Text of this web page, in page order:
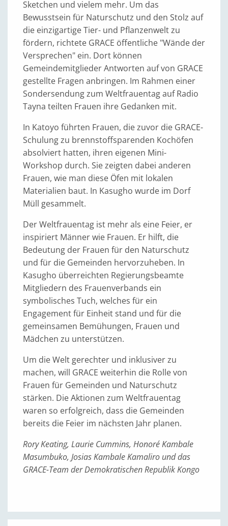
Sketchen und vielem mehr. Um das
Bewusstsein für Naturschutz und den Stolz auf
die einzigartige Tier- und Pflanzenwelt zu
fördern, richtete GRACE öffentliche "Wände der
Versprechen" ein. Dort können
Gemeindemitglieder Antworten auf von GRACE
gestellte Fragen anbringen. Im Rahmen einer
Sondersendung zum Weltfrauentag auf Radio
Tayna teilten Frauen ihre Gedanken mit.
In Katoyo führten Frauen, die zuvor die GRACE-
Schulung zu brennstoffsparenden Kochöfen
absolviert hatten, ihren eigenen Mini-
Workshop durch. Sie zeigten dabei anderen
Frauen, wie man diese Öfen mit lokalen
Materialien baut. In Kasugho wurde im Dorf
Müll gesammelt.
Der Weltfrauentag ist mehr als eine Feier, er
inspiriert Männer wie Frauen. Er hilft, die
Bedeutung der Frauen für den Naturschutz
und für die Gemeinden hervorzuheben. In
Kasugho überreichten Regierungsbeamte
Mitgliedern des Frauenverbands ein
symbolisches Tuch, welches für ein
Engagement für Einheit stand und für die
gemeinsamen Bemühungen, Frauen und
Mädchen zu unterstützen.
Um die Welt gerechter und inklusiver zu
machen, will GRACE weiterhin die Rolle von
Frauen für Gemeinden und Naturschutz
stärken. Die Aktionen zum Weltfrauentag
waren so erfolgreich, dass die Gemeinden
bereits die Feier im nächsten Jahr planen.
Rory Keating, Laurie Cummins, Honoré Kambale
Masumbuko, Josias Kambale Kamaliro und das
GRACE-Team der Demokratischen Republik Kongo